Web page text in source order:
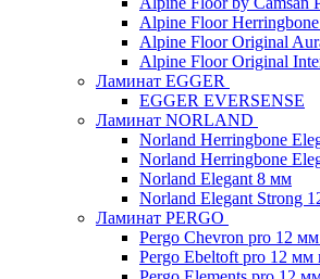
Alpine Floor
Alpine Floor Original
Alpine Floor Original
Ламинат EGGER
EGGER EVERSENSE
Ламинат NORLAND
Norland Herringbone
Norland Herringbone
Norland Elegant 8 мм
Norland Elegant Strong
Ламинат PERGO
Pergo Chevron pro 12
Pergo Ebeltoft pro 12 мм